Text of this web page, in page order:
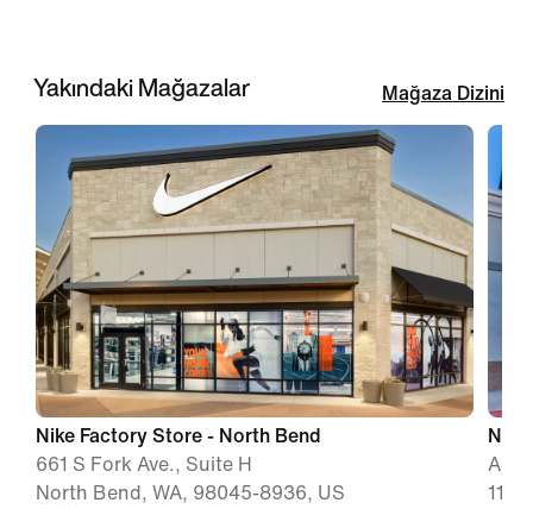
Yakındaki Mağazalar Mağaza Dizini
Nike Factory Store - North Bend
661 S Fork Ave., Suite H
North Bend, WA, 98045-8936, US